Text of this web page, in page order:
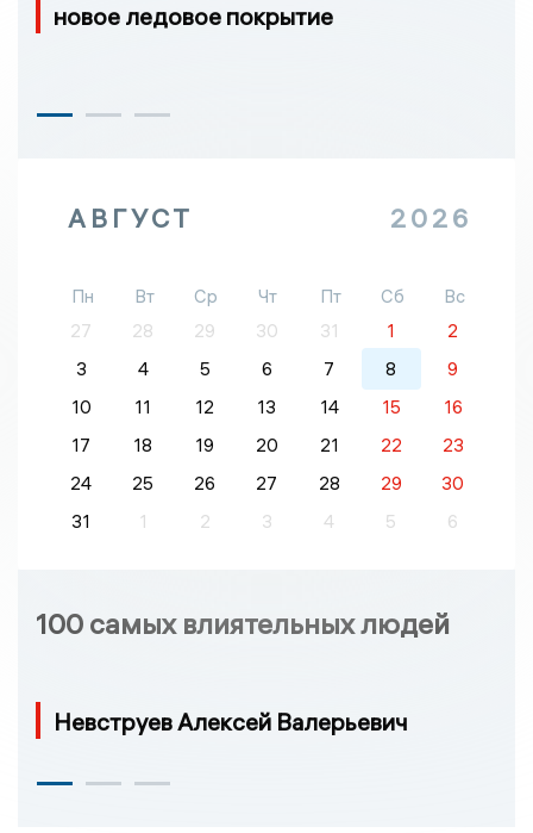
новое ледовое покрытие
АВГУСТ 2026
Пн Вт Ср Чт Пт Сб
Вс
27
28 29 30 31 1
2
3
4 5 6 7 8
9
10
11 12 13 14 15
16
17
18 19 20 21 22
23
24
25 26 27 28 29
30
31
1 2 3 4 5 6
100 самых влиятельных людей
Невструев Алексей Валерьевич